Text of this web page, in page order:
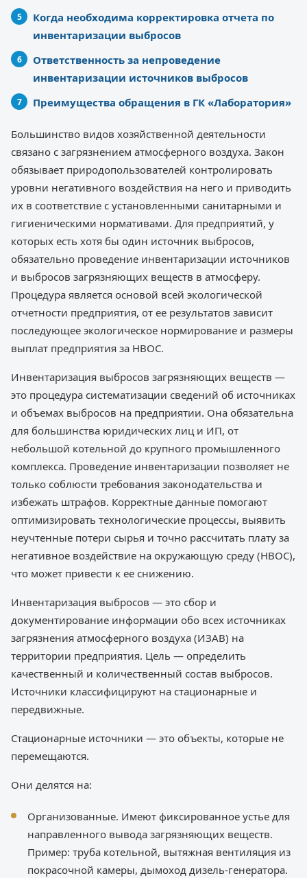
Когда необходима корректировка отчета по
инвентаризации выбросов
Ответственность за непроведение
инвентаризации источников выбросов
Преимущества обращения в ГК «Лаборатория»
Большинство видов хозяйственной деятельности
связано с загрязнением атмосферного воздуха. Закон
обязывает природопользователей контролировать
уровни негативного воздействия на него и приводить
их в соответствие с установленными санитарными и
гигиеническими нормативами. Для предприятий, у
которых есть хотя бы один источник выбросов,
обязательно проведение инвентаризации источников
и выбросов загрязняющих веществ в атмосферу.
Процедура является основой всей экологической
отчетности предприятия, от ее результатов зависит
последующее экологическое нормирование и размеры
выплат предприятия за НВОС.
Инвентаризация выбросов загрязняющих веществ —
это процедура систематизации сведений об источниках
и объемах выбросов на предприятии. Она обязательна
для большинства юридических лиц и ИП, от
небольшой котельной до крупного промышленного
комплекса. Проведение инвентаризации позволяет не
только соблюсти требования законодательства и
избежать штрафов. Корректные данные помогают
оптимизировать технологические процессы, выявить
неучтенные потери сырья и точно рассчитать плату за
негативное воздействие на окружающую среду (НВОС),
что может привести к ее снижению.
Инвентаризация выбросов — это сбор и
документирование информации обо всех источниках
загрязнения атмосферного воздуха (ИЗАВ) на
территории предприятия. Цель — определить
качественный и количественный состав выбросов.
Источники классифицируют на стационарные и
передвижные.
Стационарные источники — это объекты, которые не
перемещаются.
Они делятся на:
Организованные. Имеют фиксированное устье для
направленного вывода загрязняющих веществ.
Пример: труба котельной, вытяжная вентиляция из
покрасочной камеры, дымоход дизель-генератора.